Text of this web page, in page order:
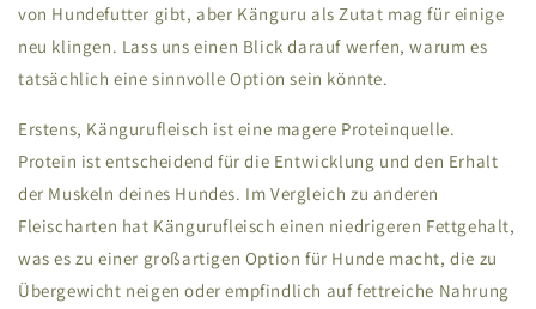
von Hundefutter gibt, aber Känguru als Zutat mag für einige
neu klingen. Lass uns einen Blick darauf werfen, warum es
tatsächlich eine sinnvolle Option sein könnte.
Erstens, Kängurufleisch ist eine magere Proteinquelle.
Protein ist entscheidend für die Entwicklung und den Erhalt
der Muskeln deines Hundes. Im Vergleich zu anderen
Fleischarten hat Kängurufleisch einen niedrigeren Fettgehalt,
was es zu einer großartigen Option für Hunde macht, die zu
Übergewicht neigen oder empfindlich auf fettreiche Nahrung